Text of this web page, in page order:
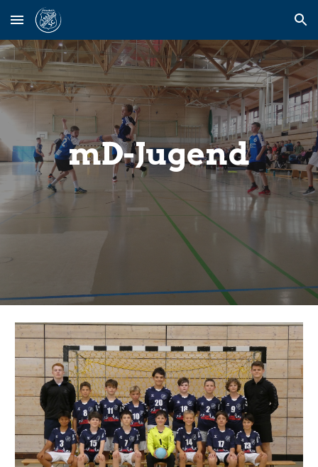
Skip to main content Skip to navigation
mD-Jugend